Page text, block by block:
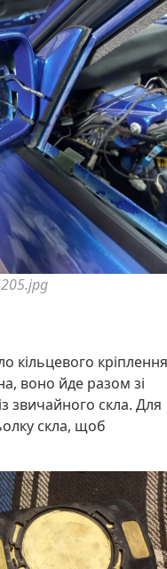
кільцевого
воно йде разом зі
звичайного скла. Для
скла, щоб